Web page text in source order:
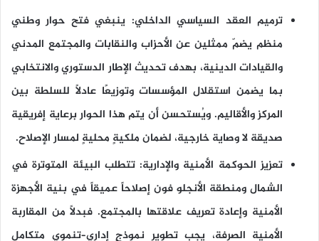
ترميم العقد السياسي الداخلي: ينبغي فتح حوار وطني
منظم يضمّ ممثلين عن الأحزاب والنقابات والمجتمع المدني
والقيادات الدينية، بهدف تحديث الإطار الدستوري والانتخابي
بما يضمن استقلال المؤسسات وتوزيعًا عادلًا للسلطة بين
المركز والأقاليم. ويُستحسن أن يتم هذا الحوار برعاية إفريقية
صديقة لا وصاية خارجية، لضمان ملكيةٍ محليةٍ لمسار الإصلاح.
تعزيز الحوكمة الأمنية والإدارية: تتطلب البيئة المتوترة في
الشمال ومنطقة الأنجلو فون إصلاحاً عميقاً في بنية الأجهزة
الأمنية وإعادة تعريف علاقتها بالمجتمع. فبدلًا من المقاربة
الأمنية الصرفة، يجب تطوير نموذجٍ إداري–تنموي متكامل